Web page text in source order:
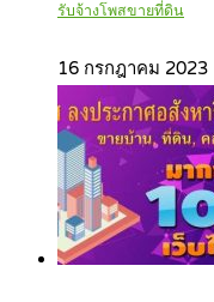
รับจ้างโพสขายที่ดิน
16 กรกฎาคม 2023